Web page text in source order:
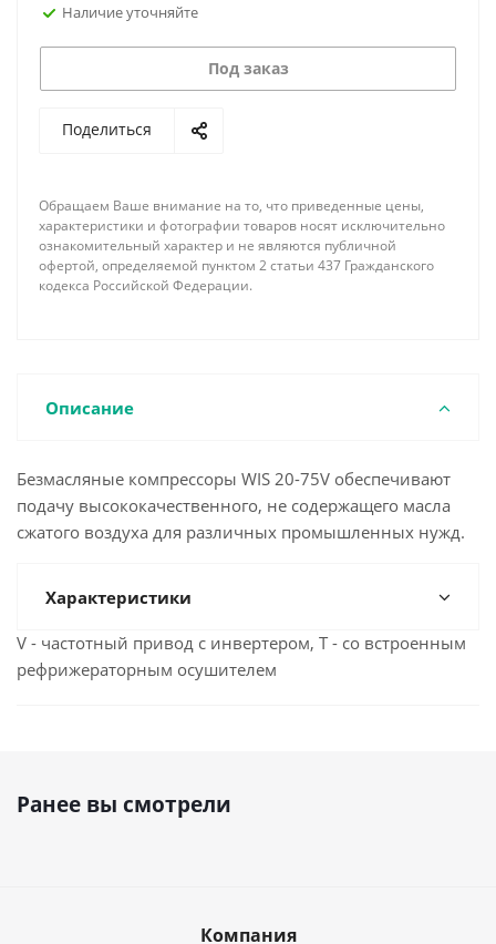
Наличие уточняйте
Под заказ
Поделиться
Обращаем Ваше внимание на то, что приведенные цены,
характеристики и фотографии товаров носят исключительно
ознакомительный характер и не являются публичной
офертой, определяемой пунктом 2 статьи 437 Гражданского
кодекса Российской Федерации.
Описание
Безмасляные компрессоры WIS 20-75V обеспечивают
подачу высококачественного, не содержащего масла
сжатого воздуха для различных промышленных нужд.
Характеристики
V - частотный привод с инвертером, T - со встроенным
рефрижераторным осушителем
Ранее вы смотрели
Компания